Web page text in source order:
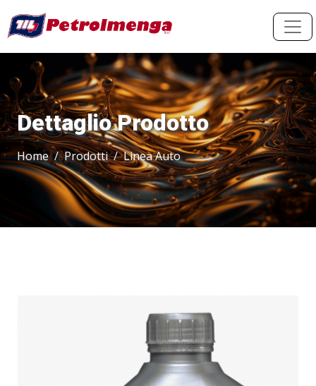
Dettaglio Prodotto
Home Prodotti Linea Auto